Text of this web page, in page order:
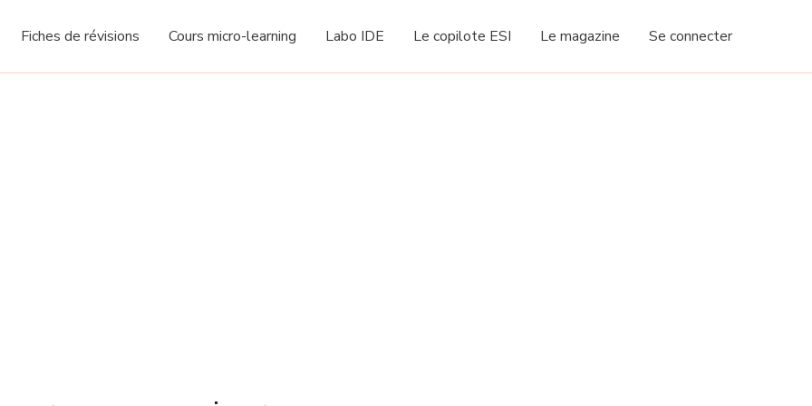
Fiches de révisions Cours micro-learning Labo IDE Le copilote ESI Le magazine Se connecter